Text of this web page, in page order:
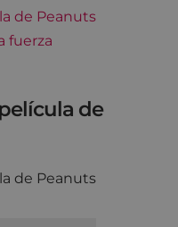
de